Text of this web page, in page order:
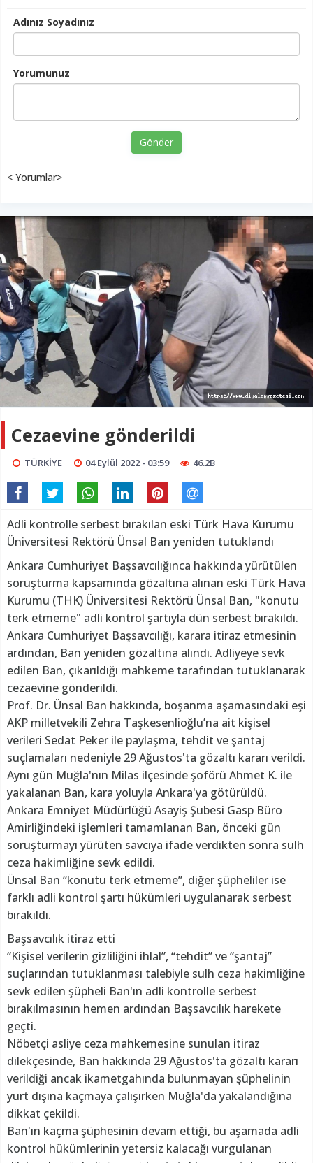
Adınız Soyadınız
Yorumunuz
Gönder
< Yorumlar>
Cezaevine gönderildi
TÜRKİYE 04 Eylül 2022 - 03:59 46.2B
Adli kontrolle serbest bırakılan eski Türk Hava Kurumu
Üniversitesi Rektörü Ünsal Ban yeniden tutuklandı
Ankara Cumhuriyet Başsavcılığınca hakkında yürütülen
soruşturma kapsamında gözaltına alınan eski Türk Hava
Kurumu (THK) Üniversitesi Rektörü Ünsal Ban, "konutu
terk etmeme" adli kontrol şartıyla dün serbest bırakıldı.
Ankara Cumhuriyet Başsavcılığı, karara itiraz etmesinin
ardından, Ban yeniden gözaltına alındı. Adliyeye sevk
edilen Ban, çıkarıldığı mahkeme tarafından tutuklanarak
cezaevine gönderildi.
Prof. Dr. Ünsal Ban hakkında, boşanma aşamasındaki eşi
AKP milletvekili Zehra Taşkesenlioğlu’na ait kişisel
verileri Sedat Peker ile paylaşma, tehdit ve şantaj
suçlamaları nedeniyle 29 Ağustos'ta gözaltı kararı verildi.
Aynı gün Muğla'nın Milas ilçesinde şoförü Ahmet K. ile
yakalanan Ban, kara yoluyla Ankara'ya götürüldü.
Ankara Emniyet Müdürlüğü Asayiş Şubesi Gasp Büro
Amirliğindeki işlemleri tamamlanan Ban, önceki gün
soruşturmayı yürüten savcıya ifade verdikten sonra sulh
ceza hakimliğine sevk edildi.
Ünsal Ban “konutu terk etmeme”, diğer şüpheliler ise
farklı adli kontrol şartı hükümleri uygulanarak serbest
bırakıldı.
Başsavcılık itiraz etti
“Kişisel verilerin gizliliğini ihlal”, “tehdit” ve “şantaj”
suçlarından tutuklanması talebiyle sulh ceza hakimliğine
sevk edilen şüpheli Ban'ın adli kontrolle serbest
bırakılmasının hemen ardından Başsavcılık harekete
geçti.
Nöbetçi asliye ceza mahkemesine sunulan itiraz
dilekçesinde, Ban hakkında 29 Ağustos'ta gözaltı kararı
verildiği ancak ikametgahında bulunmayan şüphelinin
yurt dışına kaçmaya çalışırken Muğla'da yakalandığına
dikkat çekildi.
Ban'ın kaçma şüphesinin devam ettiği, bu aşamada adli
kontrol hükümlerinin yetersiz kalacağı vurgulanan